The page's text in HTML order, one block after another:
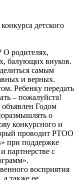
детского
О родителях,
балующих внуков.
самым
и верных.
Ребенку передать
– пожалуйста!
Годом
о
конкурсного и
проводит РТОО
при поддержке
партнерстве с
восприятия